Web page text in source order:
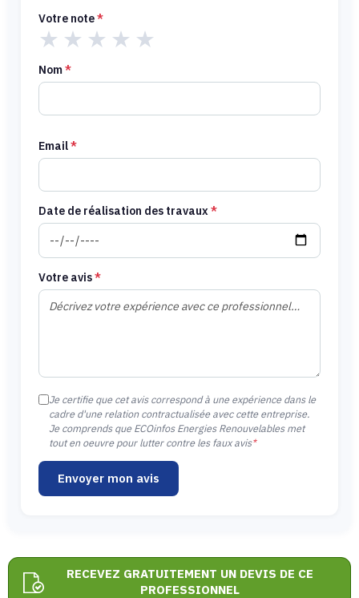
Votre note*
★ ★ ★ ★ ★
Nom*
Email*
Date de réalisation des travaux *
Votre avis*
Je certifie que cet avis correspond à une expérience dans le
cadre d'une relation contractualisée avec cette entreprise.
Je comprends que ECOinfos Energies Renouvelables met
tout en oeuvre pour lutter contre les faux avis*
Envoyer mon avis
RECEVEZ GRATUITEMENT UN DEVIS DE CE
PROFESSIONNEL